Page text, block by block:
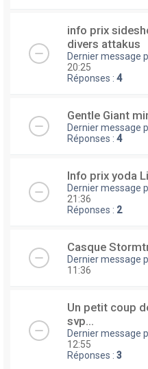
info prix
divers attakus
Dernier message
20:25
Réponses : 4
Gentle Giant
Dernier message
Réponses : 4
Info prix yoda
Dernier message
21:36
Réponses : 2
Casque
Dernier message
11:36
Un petit coup
svp...
Dernier message
12:55
Réponses : 3